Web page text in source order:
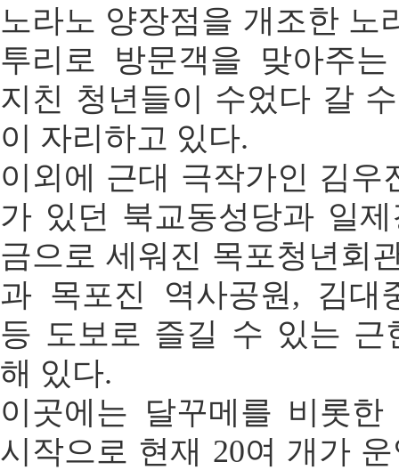
노라노 양장점을 개조한 노
투리로 방문객을 맞아주
지친 청년들이 수었다 갈
이 자리하고 있다.
이외에 근대 극작가인 김우
가 있던 북교동성당과 일
금으로 세워진 목포청년회
과 목포진 역사공원, 김대
등 도보로 즐길 수 있는 근
해 있다.
이곳에는 달꾸메를 비롯
시작으로 현재 20여 개가